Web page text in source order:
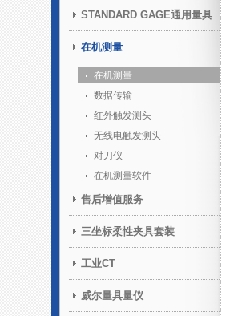
STANDARD GAGE通用量具
在机测量
在机测量
数据传输
红外触发测头
无线电触发测头
对刀仪
在机测量软件
售后增值服务
三坐标柔性夹具套装
工业CT
威尔量具量仪